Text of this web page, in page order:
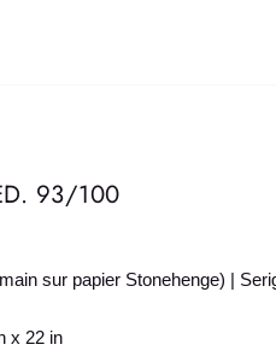
93/100
sur papier Stonehenge) |
x 22 in